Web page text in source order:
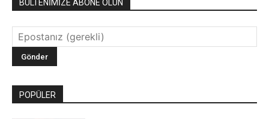
BÜLTENİMİZE ABONE OLUN
POPÜLER